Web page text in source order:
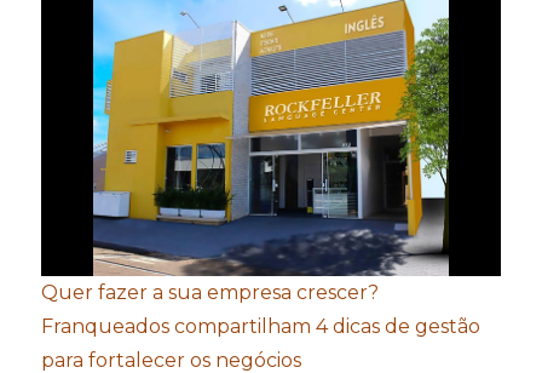
Quer fazer a sua empresa crescer?
Franqueados compartilham 4 dicas de gestão
para fortalecer os negócios